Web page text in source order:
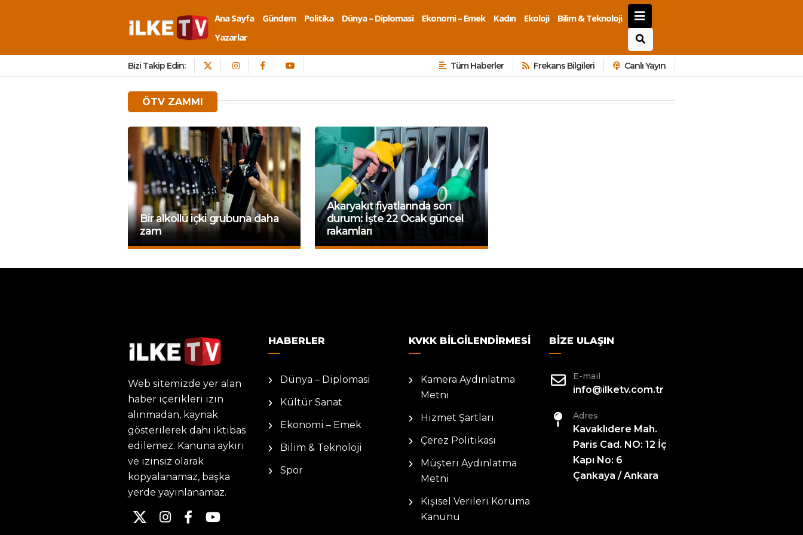
Ana Sayfa Gündem Politika Dünya – Diplomasi Ekonomi – Emek Kadın Ekoloji
Bilim & Teknoloji
Yazarlar
Bizi Takip Edin: Tüm Haberler Frekans Bilgileri Canlı Yayın
ÖTV ZAMMI
Bir alkollü içki grubuna daha
zam
Akaryakıt fiyatlarında son
durum: İşte 22 Ocak güncel
rakamları
Web sitemizde yer alan
haber içerikleri izin
alınmadan, kaynak
gösterilerek dahi iktibas
edilemez. Kanuna aykırı
ve izinsiz olarak
kopyalanamaz, başka
yerde yayınlanamaz.
HABERLER
Dünya – Diplomasi
Kültür Sanat
Ekonomi – Emek
Bilim & Teknoloji
Spor
KVKK BILGILENDIRMESI
Kamera Aydınlatma
Metni
Hizmet Şartları
Çerez Politikası
Müşteri Aydınlatma
Metni
Kişisel Verileri Koruma
Kanunu
BIZE ULAŞIN
E-mail
info@ilketv.com.tr
Adres
Kavaklıdere Mah.
Paris Cad. NO: 12 İç
Kapı No: 6
Çankaya / Ankara